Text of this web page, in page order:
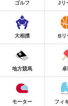
ゴルフ Jリ
大相撲 Bリ
地方競馬 卓
モーター フィ